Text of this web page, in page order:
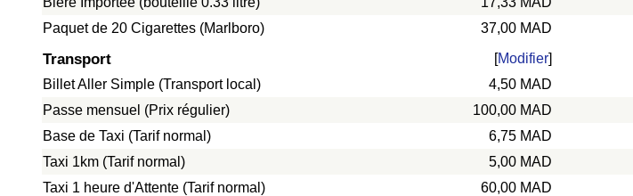
Paquet de 20 Cigarettes (Marlboro) 37,00 MAD
Transport [Modifier]
Billet Aller Simple (Transport local)
4,50 MAD
Passe mensuel (Prix régulier) 100,00 MAD
Base de Taxi (Tarif normal) 6,75 MAD
Taxi 1km (Tarif normal)
5,00 MAD
Taxi 1 heure d'Attente (Tarif normal)
60,00 MAD